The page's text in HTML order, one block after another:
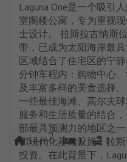
Laguna One是一个吸引
室阁楼公寓，专为重视
士设计。 拉斯拉古纳斯
带，已成为太阳海岸最
区域结合了住宅区的宁
分钟车程内：购物中心
及丰富多样的美食选择
一些最佳海滩、高尔夫
服务和生活质量的结合
部最具预测力的地区之
和现代化基础设施，拉
投资。在此背景下，
54 m2 1 1